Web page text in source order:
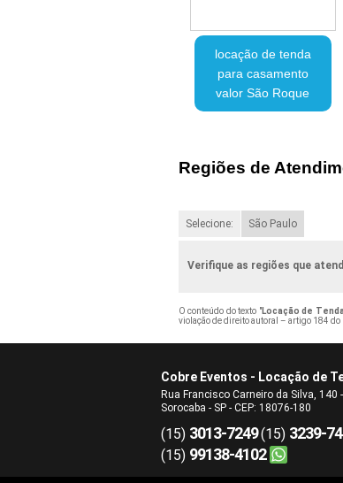
locação de tenda
para casamento
valor São Roque
Regiões de
Selecione: São Paulo
Verifique as regiões que
O conteúdo do texto "Locação de
violação de direito autoral – artigo 184 do
Cobre Eventos - Locação de
Rua Francisco Carneiro da Silva, 140
Sorocaba - SP - CEP: 18076-180
(15) 3013-7249(15) 3239-
(15) 99138-4102